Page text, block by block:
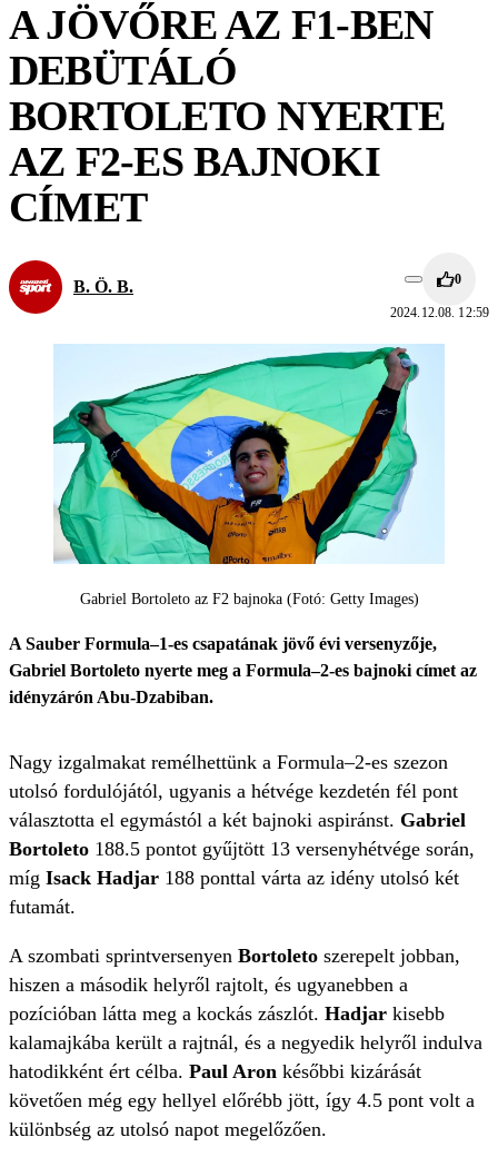
A JÖVŐRE AZ F1-BEN
DEBÜTÁLÓ
BORTOLETO NYERTE
AZ F2-ES BAJNOKI
CÍMET
B. Ö. B. 0
2024.12.08. 12:59
Gabriel Bortoleto az F2 bajnoka (Fotó: Getty Images)
A Sauber Formula–1-es csapatának jövő évi versenyzője,
Gabriel Bortoleto nyerte meg a Formula–2-es bajnoki címet az
idényzárón Abu-Dzabiban.
Nagy izgalmakat remélhettünk a Formula–2-es szezon
utolsó fordulójától, ugyanis a hétvége kezdetén fél pont
választotta el egymástól a két bajnoki aspiránst. Gabriel
Bortoleto 188.5 pontot gyűjtött 13 versenyhétvége során,
míg Isack Hadjar 188 ponttal várta az idény utolsó két
futamát.
A szombati sprintversenyen Bortoleto szerepelt jobban,
hiszen a második helyről rajtolt, és ugyanebben a
pozícióban látta meg a kockás zászlót. Hadjar kisebb
kalamajkába került a rajtnál, és a negyedik helyről indulva
hatodikként ért célba. Paul Aron későbbi kizárását
követően még egy hellyel előrébb jött, így 4.5 pont volt a
különbség az utolsó napot megelőzően.